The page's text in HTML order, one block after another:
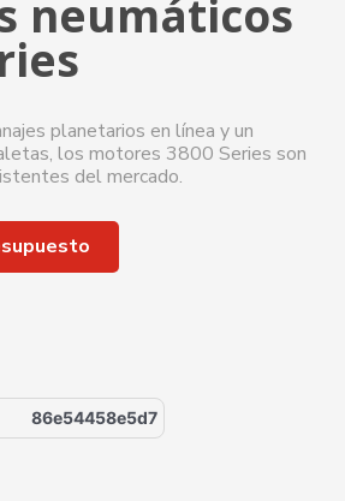
neumáticos
planetarios en línea y un
los motores 3800 Series son
del mercado.
86e54458e5d7